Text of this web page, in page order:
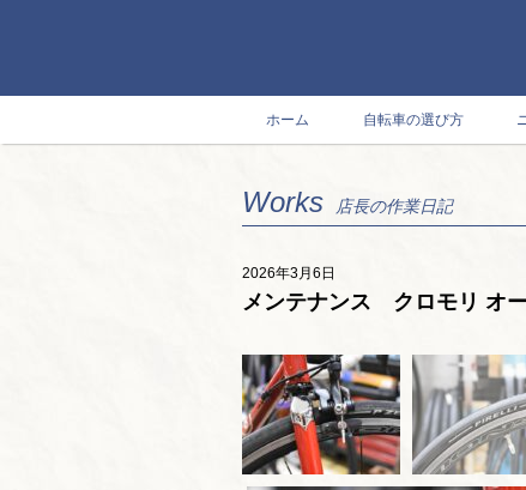
ホーム 自転車の選び方
Works 店長の作業日記
2026年3月6日
メンテナンス クロモリ オ